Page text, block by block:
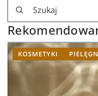
KOSMETYKI